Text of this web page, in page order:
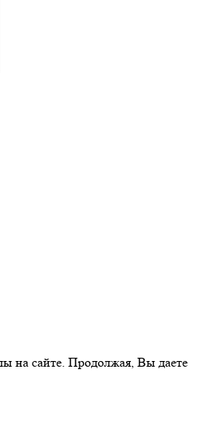
на сайте. Продолжая, Вы даете